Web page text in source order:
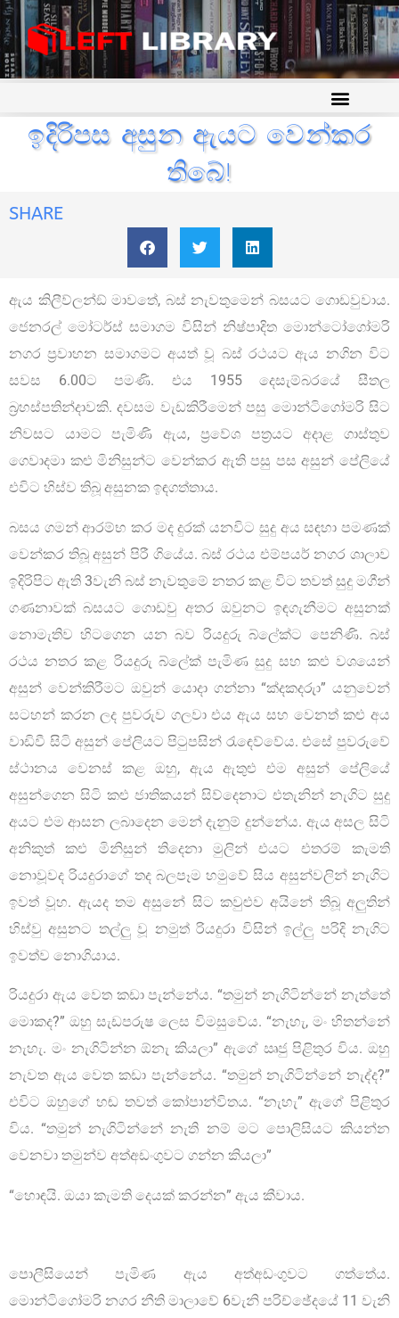
ඉදිරිපස අසුන ඇයට වෙන්කර
තිබේ!
SHARE
ඇය කිලීව්ලන්ඞ් මාවතේ, බස් නැවතුමෙන් බසයට ගොඩවුවාය.
ජෙනරල් මෝටර්ස් සමාගම විසින් නිෂ්පාදිත මොන්ටෝගෝමරි
නගර ප්‍රවාහන සමාගමට අයත් වූ බස් රථයට ඇය නගින විට
සවස 6.00ට පමණි. එය 1955 දෙසැම්බරයේ සීතල
බ්‍රහස්පතින්දාවකි. දවසම වැඩකිරීමෙන් පසු මොන්ටිගෝමරි සිට
නිවසට යාමට පැමිණි ඇය, ප්‍රවේශ පත්‍රයට අදාළ ගාස්තුව
ගෙවාදමා කළු මිනිසුන්ට වෙන්කර ඇති පසු පස අසුන් පේලියේ
එවිට හිස්ව තිබූ අසුනක ඉඳගත්තාය.
බසය ගමන් ආරම්භ කර මද දුරක් යනවිට සුදු අය සඳහා පමණක්
වෙන්කර තිබූ අසුන් පිරී ගියේය. බස් රථය එම්පයර් නගර ශාලාව
ඉදිරිපිට ඇති 3වැනි බස් නැවතුමේ නතර කළ විට තවත් සුදු මගීන්
ගණනාවක් බසයට ගොඩවු අතර ඔවුනට ඉඳගැනීමට අසුනක්
නොමැතිව හිටගෙන යන බව රියදුරු බ්ලේක්ට පෙනිණි. බස්
රථය නතර කළ රියදුරු බ්ලේක් පැමිණ සුදු සහ කළු වශයෙන්
අසුන් වෙන්කිරීමට ඔවුන් යොදා ගන්නා “ක්‍දකදරුා” යනුවෙන්
සටහන් කරන ලද පුවරුව ගලවා එය ඇය සහ වෙනත් කළු අය
වාඩිවී සිටි අසුන් පේලියට පිටුපසින් රැඳෙව්වේය. එසේ පුවරුවේ
ස්ථානය වෙනස් කළ ඔහු, ඇය ඇතුළු එම අසුන් පේලියේ
අසුන්ගෙන සිටි කළු ජාතිකයන් සිව්දෙනාට එතැනින් නැගිට සුදු
අයට එම ආසන ලබාදෙන මෙන් දැනුම් දුන්නේය. ඇය අසල සිටි
අනිකුත් කළු මිනිසුන් තිදෙනා මුලින් එයට එතරම් කැමති
නොවූවද රියදුරාගේ තද බලපෑම හමුවේ සිය අසුන්වලින් නැගිට
ඉවත් වූහ. ඇයද තම අසුනේ සිට කවුළුව අයිනේ තිබූ අලුතින්
හිස්වු අසුනට තල්ලු වූ නමුත් රියදුරා විසින් ඉල්ලු පරිදි නැගිට
ඉවත්ව නොගියාය.
රියදුරා ඇය වෙත කඩා පැන්නේය. “තමුන් නැගිටින්නේ නැත්තේ
මොකද?” ඔහු සැඩපරුෂ ලෙස විමසුවේය. “නැහැ, මං හිතන්නේ
නැහැ. මං නැගිටින්න ඕනැ කියලා” ඇගේ ඍජු පිළිතුර විය. ඔහු
නැවත ඇය වෙත කඩා පැන්නේය. “තමුන් නැගිටින්නේ නැද්ද?”
එවිට ඔහුගේ හඬ තවත් කෝපාන්විතය. “නැහැ” ඇගේ පිළිතුර
විය. “තමුන් නැගිටින්නේ නැති නම් මට පොලිසියට කියන්න
වෙනවා තමුන්ව අත්අඩංගුවට ගන්න කියලා”
“හොඳයි. ඔයා කැමති දෙයක් කරන්න” ඇය කීවාය.
පොලීසියෙන් පැමිණ ඇය අත්අඩංගුවට ගත්තේය.
මොන්ටිගෝමරි නගර නීති මාලාවේ 6වැනි පරිච්ඡේදයේ 11 වැනි